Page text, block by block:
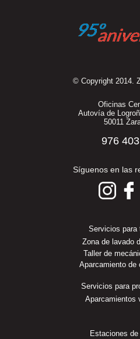
© Copyright 2014.
Oficinas
Autovía de
50011
976
Síguenos en las
Servicios para
Zona de lavado
Taller de
Aparcamiento de
Servicios para
Aparcamientos
Estaciones